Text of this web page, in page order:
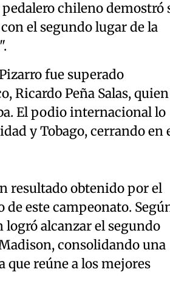
chileno demostró
el segundo lugar de la
fue superado
Ricardo Peña Salas, quien
El podio internacional lo
y Tobago, cerrando en
resultado obtenido por el
este campeonato.
alcanzar el segundo
consolidando una
reúne a los mejores